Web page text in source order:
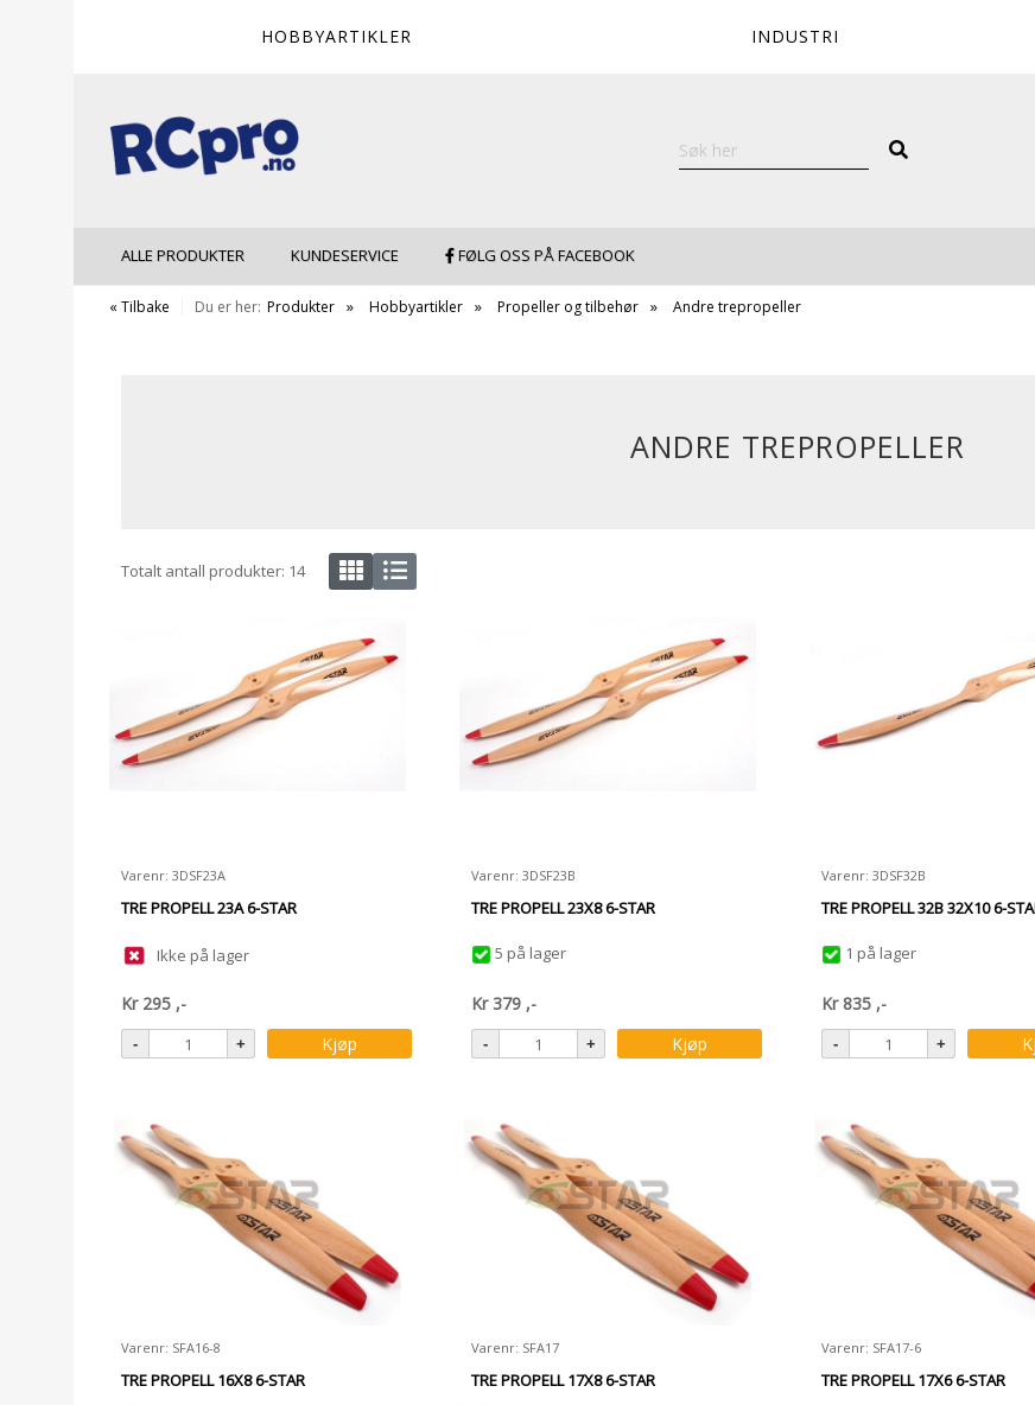
HOBBYARTIKLER INDUSTRI
ALLE PRODUKTER KUNDESERVICE FØLG OSS PÅ FACEBOOK
« Tilbake Du er her: Produkter Hobbyartikler Propeller og tilbehør Andre trepropeller
ANDRE TREPROPELLER
Totalt antall produkter: 14
Varenr: 3DSF23A
TRE PROPELL 23A 6-STAR
Ikke på lager
Kr 295 ,-
Kjøp
Varenr: 3DSF23B
TRE PROPELL 23X8 6-STAR
5 på lager
Kr379 ,-
Kjøp
Varenr: 3DSF32B
TRE PROPELL 32B 32X10 6-
1 på lager
Kr 835 ,-
Varenr: SFA16-8
TRE PROPELL 16X8 6-STAR
Varenr: SFA17
TRE PROPELL 17X8 6-STAR
Varenr: SFA17-6
TRE PROPELL 17X6 6-STAR